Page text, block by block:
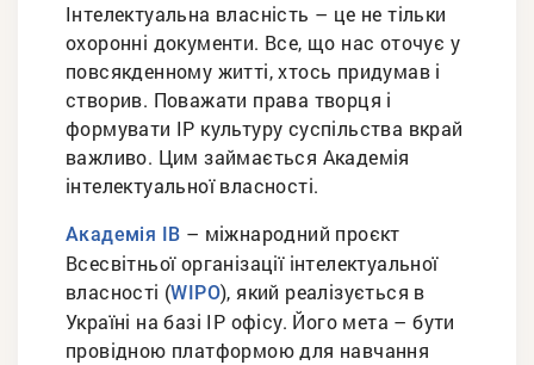
Інтелектуальна власність – це не тільки
охоронні документи. Все, що нас оточує у
повсякденному житті, хтось придумав і
створив. Поважати права творця і
формувати ІР культуру суспільства вкрай
важливо. Цим займається Академія
інтелектуальної власності.
Академія ІВ – міжнародний проєкт
Всесвітньої організації інтелектуальної
власності (WIPO), який реалізується в
Україні на базі IP офісу. Його мета – бути
провідною платформою для навчання